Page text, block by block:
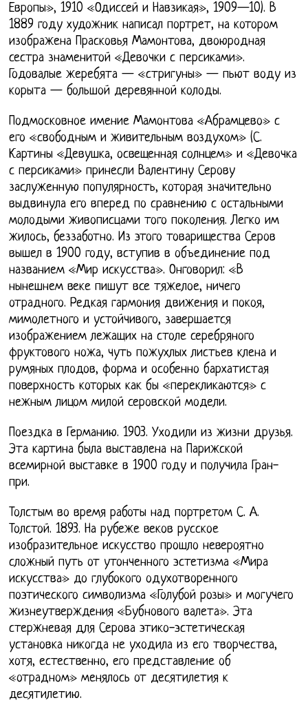
Европы», 1910 «Одиссей и Навзикая», 1909—10). В
1889 году художник написал портрет, на котором
изображена Прасковья Мамонтова, двоюродная
сестра знаменитой «Девочки с персиками».
Годовалые жеребята — «стригуны» — пьют воду из
корыта — большой деревянной колоды.
Подмосковное имение Мамонтова «Абрамцево» с
его «свободным и живительным воздухом» (С.
Картины «Девушка, освещенная солнцем» и «Девочка
с персиками» принесли Валентину Серову
заслуженную популярность, которая значительно
выдвинула его вперед по сравнению с остальными
молодыми живописцами того поколения. Легко им
жилось, беззаботно. Из этого товарищества Серов
вышел в 1900 году, вступив в объединение под
названием «Мир искусства». Онговорил: «В
нынешнем веке пишут все тяжелое, ничего
отрадного. Редкая гармония движения и покоя,
мимолетного и устойчивого, завершается
изображением лежащих на столе серебряного
фруктового ножа, чуть пожухлых листьев клена и
румяных плодов, форма и особенно бархатистая
поверхность которых как бы «перекликаются» с
нежным лицом милой серовской модели.
Поездка в Германию. 1903. Уходили из жизни друзья.
Эта картина была выставлена на Парижской
всемирной выставке в 1900 году и получила Гран-
при.
Толстым во время работы над портретом С. А.
Толстой. 1893. На рубеже веков русское
изобразительное искусство прошло невероятно
сложный путь от утонченного эстетизма «Мира
искусства» до глубокого одухотворенного
поэтического символизма «Голубой розы» и могучего
жизнеутверждения «Бубнового валета». Эта
стержневая для Серова этико-эстетическая
установка никогда не уходила из его творчества,
хотя, естественно, его представление об
«отрадном» менялось от десятилетия к
десятилетию.